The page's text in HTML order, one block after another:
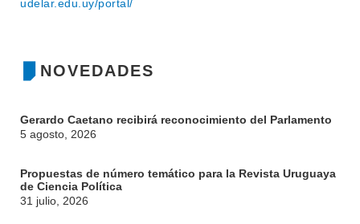
SERVICIOS
NOTICIAS
CONTACTO
POSGRADOS
MOVILIDAD ACADÉMICA
NOVEDADES
Gerardo Caetano recibirá reconocimiento del Parlamento
5 agosto, 2026
Propuestas de número temático para la Revista Uruguaya
de Ciencia Política
31 julio, 2026
udelar.edu.uy/portal/